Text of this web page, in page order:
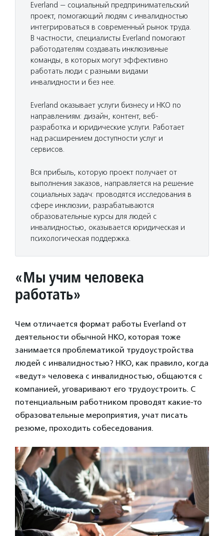
Everland — социальный предпринимательский
проект, помогающий людям с инвалидностью
интегрироваться в современный рынок труда.
В частности, специалисты Everland помогают
работодателям создавать инклюзивные
команды, в которых могут эффективно
работать люди с разными видами
инвалидности и без нее.
Everland оказывает услуги бизнесу и НКО по
направлениям: дизайн, контент, веб-
разработка и юридические услуги. Работает
над расширением доступности услуг и
сервисов.
Вся прибыль, которую проект получает от
выполнения заказов, направляется на решение
социальных задач: проводятся исследования в
сфере инклюзии, разрабатываются
образовательные курсы для людей с
инвалидностью, оказывается юридическая и
психологическая поддержка.
«Мы учим человека
работать»
Чем отличается формат работы Everland от
деятельности обычной НКО, которая тоже
занимается проблематикой трудоустройства
людей с инвалидностью? НКО, как правило, когда
«ведут» человека с инвалидностью, общаются с
компанией, уговаривают его трудоустроить. С
потенциальным работником проводят какие-то
образовательные мероприятия, учат писать
резюме, проходить собеседования.